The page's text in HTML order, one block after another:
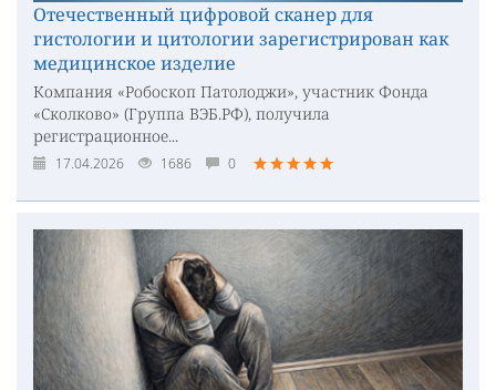
Отечественный цифровой сканер для
гистологии и цитологии зарегистрирован как
медицинское изделие
Компания «Робоскоп Патолоджи», участник Фонда
«Сколково» (Группа ВЭБ.РФ), получила
регистрационное...
17.04.2026 1686 0